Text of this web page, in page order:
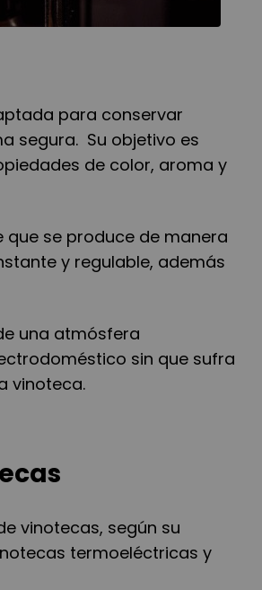
para conservar
segura. Su objetivo es
de color, aroma y
que se produce de manera
y regulable, además
una atmósfera
sin que sufra
vinoteca.
vinotecas, según su
termoeléctricas y